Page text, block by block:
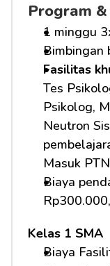
Program
1 minggu
Bimbingan
Fasilitas
Tes
Psikolog,
Neutron
Masuk
Biaya
Kelas 1 SMA
Biaya